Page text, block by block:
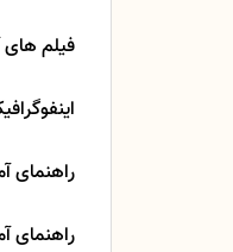
فیلم
راهنمای
راهنمای